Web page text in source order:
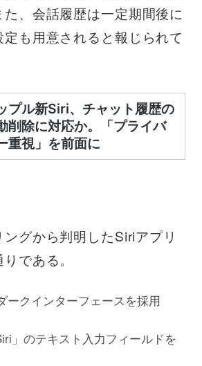
、会話履歴は一定期間後に
も用意されると報じられて
グから判明したSiriアプリ
である。
ークインターフェースを採用
」のテキスト入力フィールドを